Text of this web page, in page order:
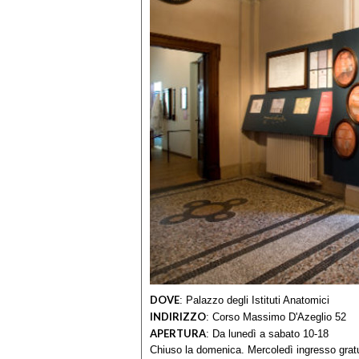
DOVE: Palazzo degli Istituti Anatomici
INDIRIZZO: Corso Massimo D'Azeglio 52
APERTURA: Da lunedì a sabato 10-18
Chiuso la domenica. Mercoledì ingresso